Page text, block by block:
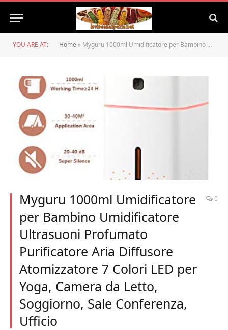
YOU ARE AT: Home » Myguru 1000ml Umidificatore per Bambino Umidificatore Ultrasuoni Profumato Purificatore Aria Diffusore Atomizzatore 7 Colori LED per Yoga, Camera da Letto, Soggiorno, Sale Conferenza, Ufficio
Myguru 1000ml Umidificatore
per Bambino Umidificatore
Ultrasuoni Profumato
Purificatore Aria Diffusore
Atomizzatore 7 Colori LED per
Yoga, Camera da Letto,
Soggiorno, Sale Conferenza,
Ufficio
0